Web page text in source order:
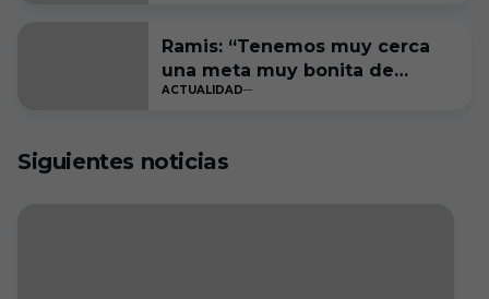
Ramis: “Tenemos muy cerca
una meta muy bonita de
cumplir”
ACTUALIDAD
Siguientes noticias